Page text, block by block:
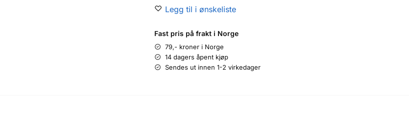
Legg til i ønskeliste
Fast pris på frakt i Norge
79,- kroner i Norge
14 dagers åpent kjøp
Sendes ut innen 1-2 virkedager